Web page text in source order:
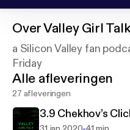
OverValley Girl
a Silicon Valley fan
Friday
Alle afleveringen
27 afleveringen
3.9 Chekhov’s